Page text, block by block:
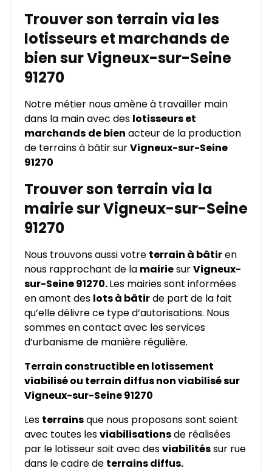
Trouver son terrain via les
lotisseurs et marchands de
bien sur Vigneux-sur-Seine
91270
Notre métier nous amène à travailler main
dans la main avec des lotisseurs et
marchands de bien acteur de la production
de terrains à bâtir surVigneux-sur-Seine
91270
Trouver son terrain via la
mairie sur Vigneux-sur-Seine
91270
Nous trouvons aussi votre terrain à bâtiren
nous rapprochant de la mairiesurVigneux-
sur-Seine 91270.Les mairies sont informées
en amont des lots à bâtirde part de la fait
qu’elle délivre ce type d’autorisations. Nous
sommes en contact avec les services
d’urbanisme de manière régulière.
Terrain constructible en lotissement
viabilisé ou terrain diffus non viabilisé sur
Vigneux-sur-Seine 91270
Les terrainsque nous proposons sont soient
avec toutes lesviabilisationsde réalisées
par le lotisseur soit avec desviabilitéssur rue
dans le cadre de terrains diffus.